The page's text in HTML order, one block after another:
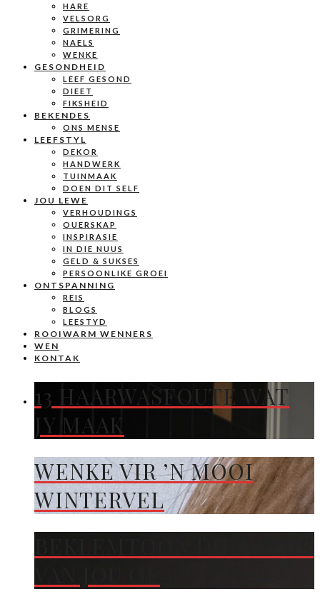
HARE
VELSORG
GRIMERING
NAELS
WENKE
GESONDHEID
LEEF GESOND
DIEET
FIKSHEID
BEKENDES
ONS MENSE
LEEFSTYL
DEKOR
HANDWERK
TUINMAAK
DOEN DIT SELF
JOU LEWE
VERHOUDINGS
OUERSKAP
INSPIRASIE
IN DIE NUUS
GELD & SUKSES
PERSOONLIKE GROEI
ONTSPANNING
REIS
BLOGS
LEESTYD
ROOIWARM WENNERS
WEN
KONTAK
13 HAARWASFOUTE WAT
JY MAAK
WENKE VIR ’N MOOI
WINTERVEL